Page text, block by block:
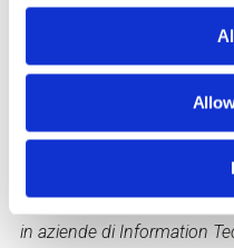
un problema delle risorse
condivisa a tutti i livelli
Laureata in Marketing e
Milano,Anastasia Buda
in aziende di Information